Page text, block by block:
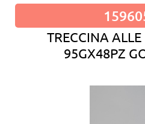
TRECCINA
95GX48PZ